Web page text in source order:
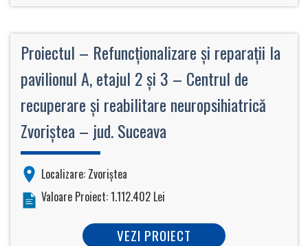
Proiectul – Refuncţionalizare şi reparaţii la
pavilionul A, etajul 2 şi 3 – Centrul de
recuperare şi reabilitare neuropsihiatrică
Zvoriştea – jud. Suceava
Localizare: Zvoriştea
Valoare Proiect: 1.112.402 Lei
VEZI PROIECT